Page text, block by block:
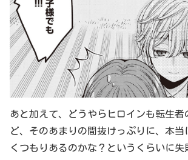
あと加えて、どうやらヒロインも転生者
ど、そのあまりの間抜けっぷりに、本当
くつもりあるのかな？というくらいに失